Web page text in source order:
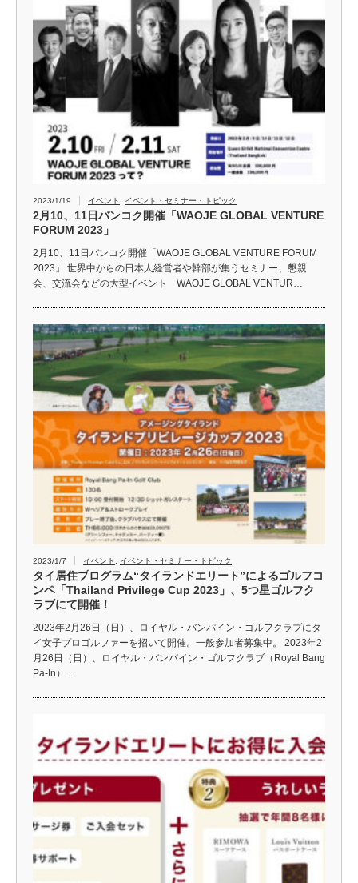
2023/1/19 イベント イベント・セミナー・トピック
2月10、11日バンコク開催「WAOJE GLOBAL VENTURE
FORUM 2023」
2月10、11日バンコク開催「WAOJE GLOBAL VENTURE FORUM
2023」 世界中からの日本人経営者や幹部が集うセミナー、懇親
会、交流会などの大型イベント「WAOJE GLOBAL VENTUR…
2023/1/7 イベント イベント・セミナー・トピック
タイ居住プログラム“タイランドエリート”によるゴルフコ
ンペ「Thailand Privilege Cup 2023」、5つ星ゴルフク
ラブにて開催！
2023年2月26日（日）、ロイヤル・バンパイン・ゴルフクラブにタ
イ女子プロゴルファーを招いて開催。一般参加者募集中。 2023年2
月26日（日）、ロイヤル・バンパイン・ゴルフクラブ（Royal Bang
Pa-In）…